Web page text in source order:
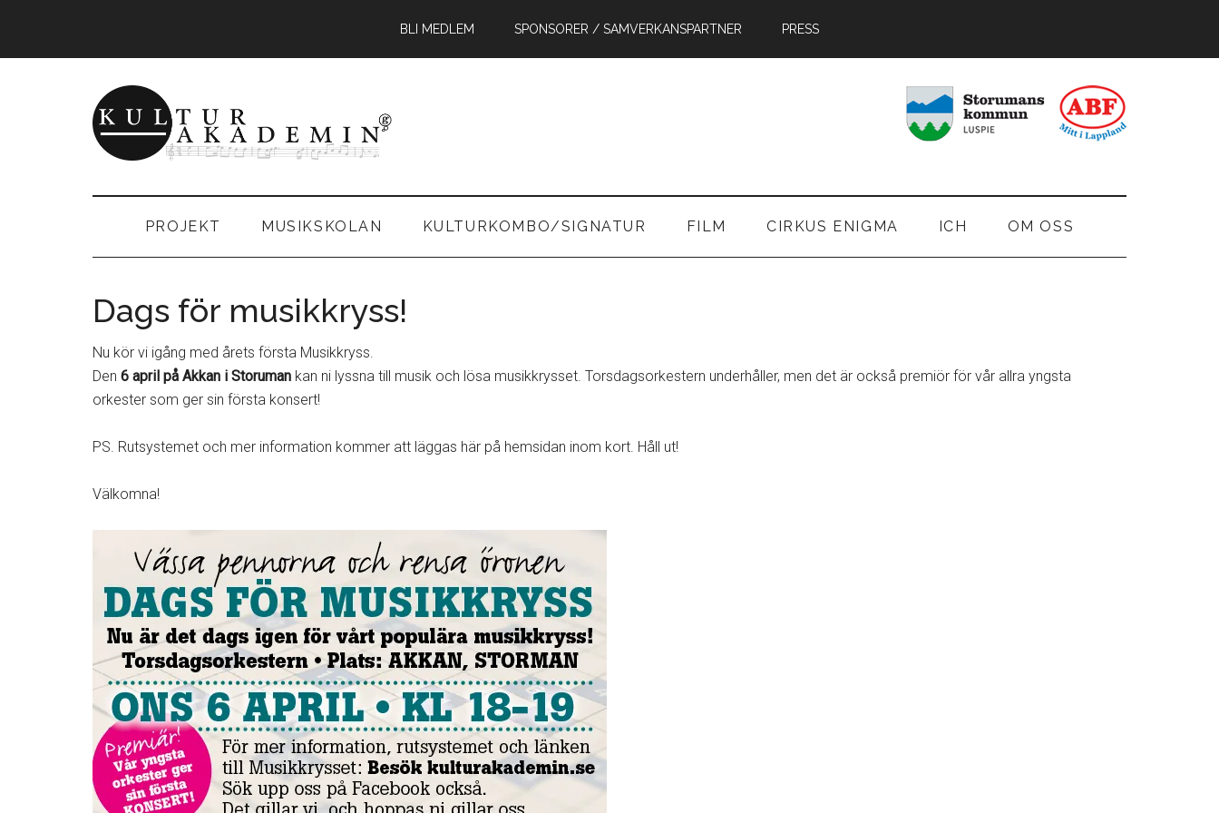
huvudinnehåll
secondary
sidfot
BLI MEDLEM SPONSORER / SAMVERKANSPARTNER PRESS
KulturAkademin
StorumansPROJEKT MUSIKSKOLAN KULTURKOMBO/SIGNATUR FILM CIRKUS ENIGMA ICH OM OSS
Dags för musikkryss!
Nu kör vi igång med årets första Musikkryss.
Den 6 april på Akkan i Storuman kan ni lyssna till musik och lösa musikkrysset. Torsdagsorkestern underhåller, men det är också premiör för vår allra yngsta
orkester som ger sin första konsert!
PS. Rutsystemet och mer information kommer att läggas här på hemsidan inom kort. Håll ut!
Välkomna!